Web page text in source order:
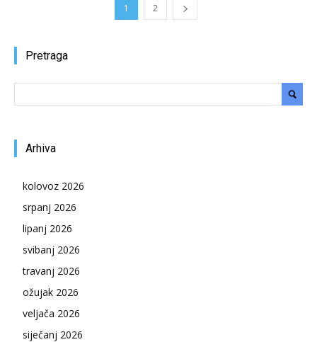
1 2
Pretraga
Arhiva
kolovoz 2026
srpanj 2026
lipanj 2026
svibanj 2026
travanj 2026
ožujak 2026
veljača 2026
siječanj 2026